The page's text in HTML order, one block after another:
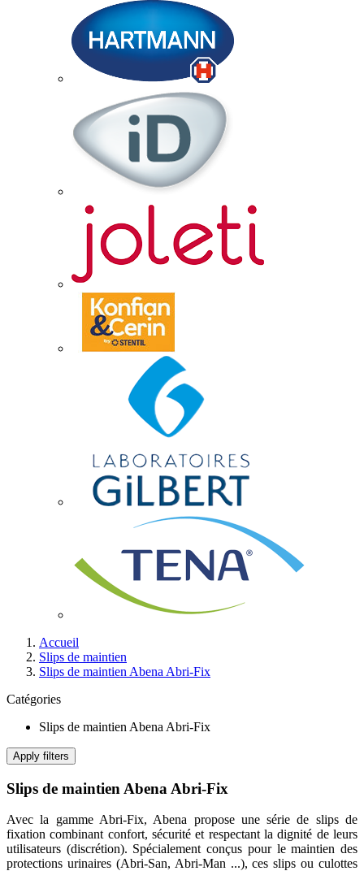
Accueil
Slips de maintien
Slips de maintien Abena Abri-Fix
Catégories
Slips de maintien Abena Abri-Fix
Apply filters
Slips de maintien Abena Abri-Fix
Avec la gamme Abri-Fix, Abena propose une série de slips de
fixation combinant confort, sécurité et respectant la dignité de leurs
utilisateurs (discrétion). Spécialement conçus pour le maintien des
protections urinaires (Abri-San, Abri-Man ...), ces slips ou culottes